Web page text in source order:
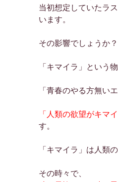
当初想定していたラ
います。
その影響でしょうか？
「キマイラ」という
「青春のやる方無い
「人類の欲望がキマ
す。
「キマイラ」は人類
その時々で、